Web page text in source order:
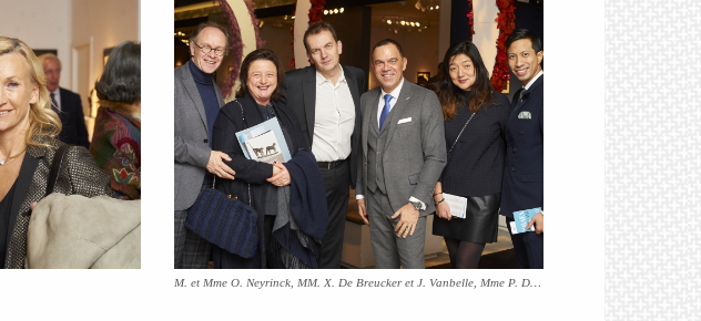
M. et Mme O. Neyrinck, MM. X. De Breucker et J. Vanbelle, Mme P. Dedoncker et M. J. Aswin